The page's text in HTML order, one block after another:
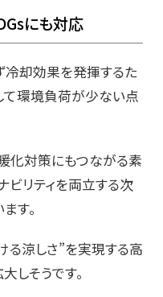
にも対応
冷却効果を発揮するた
て環境負荷が少ない点
化対策にもつながる素
ビリティを両立する次
す。
る涼しさ”を実現する高
しそうです。